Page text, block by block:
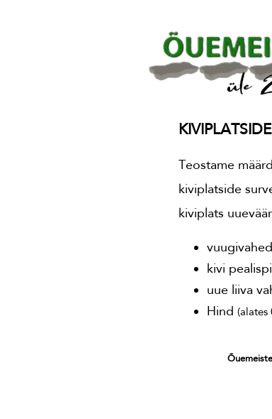
Teostame
kiviplatside
kiviplats
kivi
uue liiva
Hind (alates